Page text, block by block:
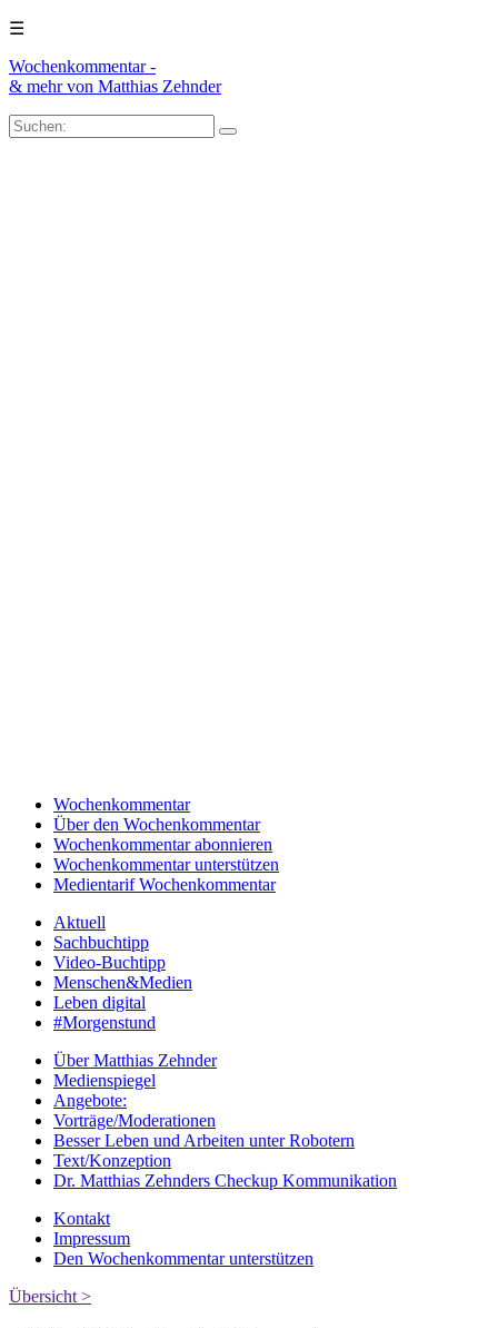
☰
Wochenkommentar -
& mehrvon Matthias Zehnder
Wochenkommentar
Über den Wochenkommentar
Wochenkommentar abonnieren
Wochenkommentar unterstützen
Medientarif Wochenkommentar
Aktuell
Sachbuchtipp
Video-Buchtipp
Menschen&Medien
Leben digital
#Morgenstund
Über Matthias Zehnder
Medienspiegel
Angebote:
Vorträge/Moderationen
Besser Leben und Arbeiten unter Robotern
Text/Konzeption
Dr. Matthias Zehnders Checkup Kommunikation
Kontakt
Impressum
Den Wochenkommentar unterstützen
Übersicht >